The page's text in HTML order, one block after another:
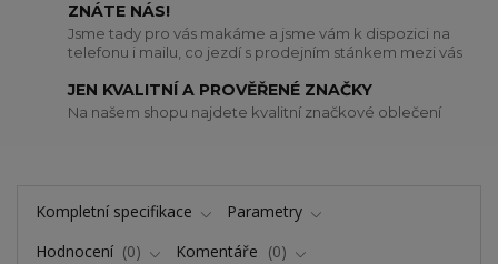
ZNÁTE NÁS!
Jsme tady pro vás makáme a jsme vám k dispozici na
telefonu i mailu, co jezdí s prodejním stánkem mezi vás
JEN KVALITNÍ A PROVĚŘENÉ ZNAČKY
Na našem shopu najdete kvalitní značkové oblečení
Kompletní specifikace
Parametry
Hodnocení
0 Komentáře 0